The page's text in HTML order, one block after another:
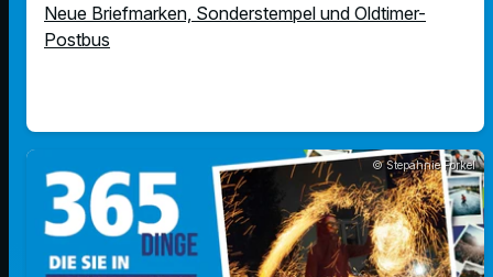
Neue Briefmarken, Sonderstempel und Oldtimer-
Postbus
© Stepahnie Forkel